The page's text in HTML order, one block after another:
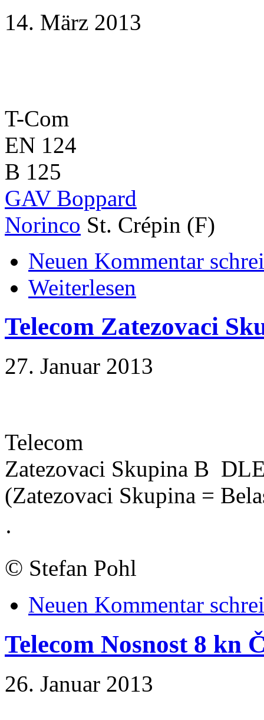
14. März 2013
T-Com
EN 124
B 125
GAV Boppard
Norinco St. Crépin (F)
Neuen Kommentar
Weiterlesen
Telecom Zatezovaci
27. Januar 2013
Telecom
Zatezovaci Skupina B
(Zatezovaci Skupina =
·
© Stefan Pohl
Neuen Kommentar
Telecom Nosnost 8 kn
26. Januar 2013